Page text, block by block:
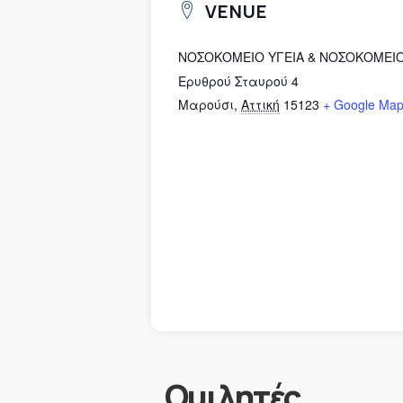
VENUE
ΝΟΣΟΚΟΜΕΙΟ ΥΓΕΙΑ &
Ερυθρού Σταυρού 4
Μαρούσι, Αττική 15123 + Google Map